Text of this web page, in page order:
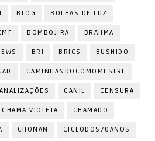
BLOG BOLHAS DE LUZ
BOMBOJIRA BRAHMA
BRI BRICS BUSHIDO
CAMINHANDOCOMOMESTRE
CANIL CENSURA
CHAMA VIOLETA CHAMADO
CHONAN CICLODOS70ANOS